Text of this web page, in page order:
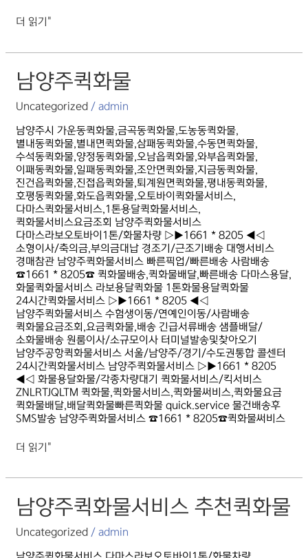
더 읽기"
남양주퀵화물
Uncategorized /admin
남양주시 가운동퀵화물,금곡동퀵화물,도농동퀵화물,
별내동퀵화물,별내면퀵화물,삼패동퀵화물,수동면퀵화물,
수석동퀵화물,양정동퀵화물,오남읍퀵화물,와부읍퀵화물,
이패동퀵화물,일패동퀵화물,조안면퀵화물,지금동퀵화물,
진건읍퀵화물,진접읍퀵화물,퇴계원면퀵화물,평내동퀵화물,
호평동퀵화물,화도읍퀵화물,오토바이퀵화물서비스,
다마스퀵화물서비스,1톤용달퀵화물서비스,
퀵화물서비스요금조회 남양주퀵화물서비스
다마스라보오토바이1톤/화물차량 ▷▶1661 * 8205 ◀◁
소형이사/축의금,부의금대납 경조기/근조기배송 대행서비스
경매참관 남양주퀵화물서비스 빠른픽업/빠른배송 사람배송
☎1661 * 8205☎ 퀵화물배송,퀵화물배달,빠른배송 다마스용달,
화물퀵화물서비스 라보용달퀵화물 1톤화물용달퀵화물
24시간퀵화물서비스 ▷▶1661 * 8205 ◀◁
남양주퀵화물서비스 수험생이동/연예인이동/사람배송
퀵화물요금조회,요금퀵화물,배송 긴급서류배송 샘플배달/
소화물배송 원룸이사/소규모이사 터미널발송및찾아오기
남양주공항퀵화물서비스 서울/남양주/경기/수도권통합 콜센터
24시간퀵화물서비스 남양주퀵화물서비스 ▷▶1661 * 8205
◀◁ 화물용달화물/각종차량대기 퀵화물서비스/킥서비스
ZNLRTJQLTM 퀵화물,퀵화물서비스,퀵화물써비스,퀵화물요금
퀵화물배달,배달퀵화물빠른퀵화물 quick.service 물건배송후
SMS발송 남양주퀵화물서비스 ☎1661 * 8205☎퀵화물써비스
남양주퀵화물
더 읽기"
남양주퀵화물서비스 추천퀵화물
Uncategorized /admin
남양주퀵화물서비스
추천퀵화물